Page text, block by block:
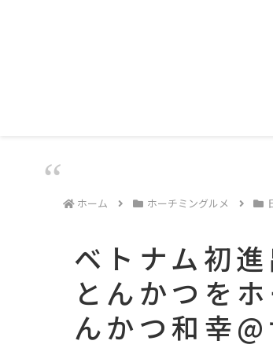
ホーム ホーチミングルメ
ベトナム初
とんかつを
んかつ和幸